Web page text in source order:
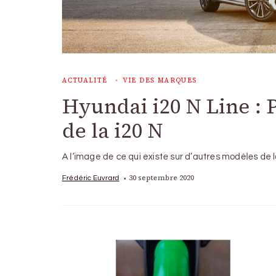
ACTUALITÉ VIE DES MARQUES
Hyundai i20 N Line :
de la i20 N
A l’image de ce qui existe sur d’autres modèles
Frédéric Euvrard 30 septembre 2020